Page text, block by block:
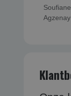
Soufiane
Agzenay